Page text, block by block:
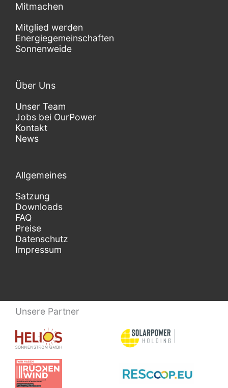
Mitmachen
Mitglied werden
Energiegemeinschaften
Sonnenweide
Über Uns
Unser Team
Jobs bei OurPower
Kontakt
News
Allgemeines
Satzung
Downloads
FAQ
Preise
Datenschutz
Impressum
Unsere Partner